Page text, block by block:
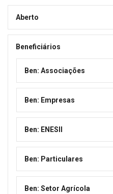
Aberto
Beneficiários
Ben: Associações
Ben: Empresas
Ben: ENESII
Ben: Particulares
Ben: Setor Agrícola